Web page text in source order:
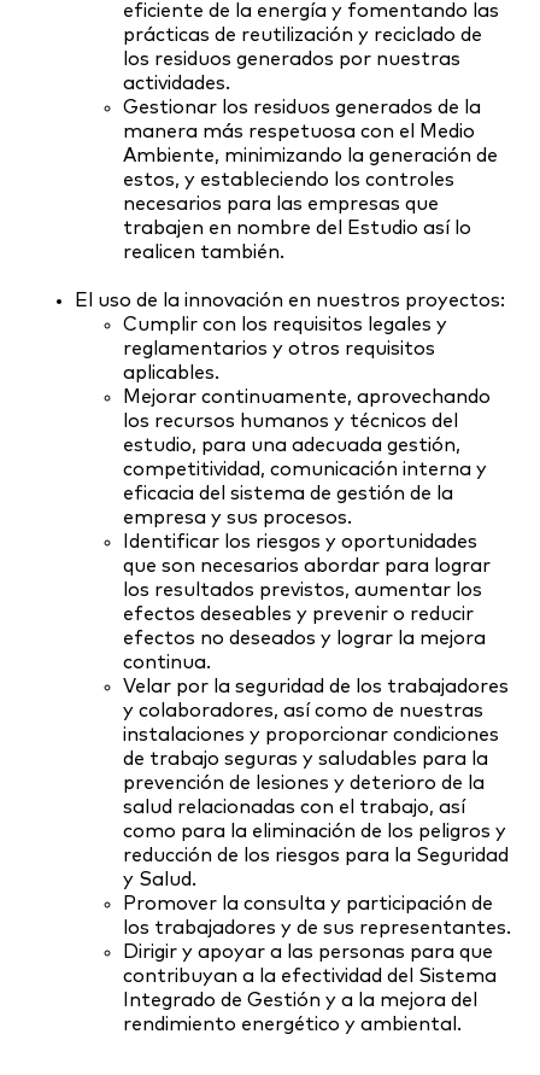
eficiente de la energía y fomentando las
prácticas de reutilización y reciclado de
los residuos generados por nuestras
actividades.
Gestionar los residuos generados de la
manera más respetuosa con el Medio
Ambiente, minimizando la generación de
estos, y estableciendo los controles
necesarios para las empresas que
trabajen en nombre del Estudio así lo
realicen también.
El uso de la innovación en nuestros proyectos:
Cumplir con los requisitos legales y
reglamentarios y otros requisitos
aplicables.
Mejorar continuamente, aprovechando
los recursos humanos y técnicos del
estudio, para una adecuada gestión,
competitividad, comunicación interna y
eficacia del sistema de gestión de la
empresa y sus procesos.
Identificar los riesgos y oportunidades
que son necesarios abordar para lograr
los resultados previstos, aumentar los
efectos deseables y prevenir o reducir
efectos no deseados y lograr la mejora
continua.
Velar por la seguridad de los trabajadores
y colaboradores, así como de nuestras
instalaciones y proporcionar condiciones
de trabajo seguras y saludables para la
prevención de lesiones y deterioro de la
salud relacionadas con el trabajo, así
como para la eliminación de los peligros y
reducción de los riesgos para la Seguridad
y Salud.
Promover la consulta y participación de
los trabajadores y de sus representantes.
Dirigir y apoyar a las personas para que
contribuyan a la efectividad del Sistema
Integrado de Gestión y a la mejora del
rendimiento energético y ambiental.